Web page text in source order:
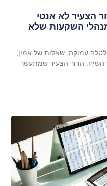
הצעיר לא אנטי
השקעות שלא
עמוקה, שאלות של אמון,
השיח. הדור הצעיר שמתעשר